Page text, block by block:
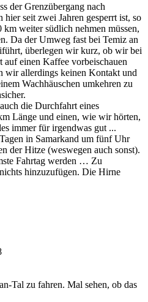
der Grenzübergang nach
seit zwei Jahren gesperrt ist, so
weiter südlich nehmen müssen,
Da der Umweg fast bei Temiz an
überlegen wir kurz, ob wir bei
auf einen Kaffee vorbeischauen
wir allerdings keinen Kontakt und
Wachhäuschen umkehren zu
die Durchfahrt eines
Länge und einen, wie wir hörten,
immer für irgendwas gut ...
in Samarkand um fünf Uhr
der Hitze (weswegen auch sonst).
Fahrtag werden … Zu
hinzuzufügen. Die Hirne
Tal zu fahren. Mal sehen, ob das